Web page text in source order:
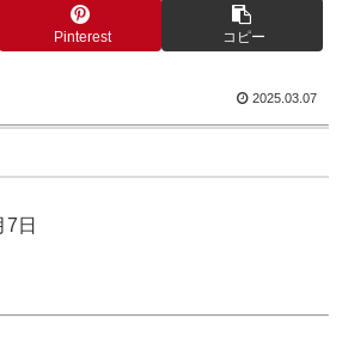
Pinterest コピー
2025.03.07
7日